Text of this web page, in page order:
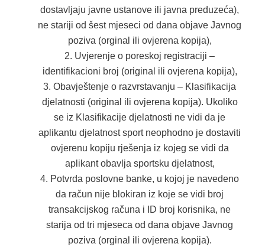
dostavljaju javne ustanove ili javna preduzeća),
ne stariji od šest mjeseci od dana objave Javnog
poziva (orginal ili ovjerena kopija),
Uvjerenje o poreskoj registraciji –
identifikacioni broj (original ili ovjerena kopija),
Obavještenje o razvrstavanju – Klasifikacija
djelatnosti (original ili ovjerena kopija). Ukoliko
se iz Klasifikacije djelatnosti ne vidi da je
aplikantu djelatnost sport neophodno je dostaviti
ovjerenu kopiju rješenja iz kojeg se vidi da
aplikant obavlja sportsku djelatnost,
Potvrda poslovne banke, u kojoj je navedeno
da račun nije blokiran iz koje se vidi broj
transakcijskog računa i ID broj korisnika, ne
starija od tri mjeseca od dana objave Javnog
poziva (orginal ili ovjerena kopija).